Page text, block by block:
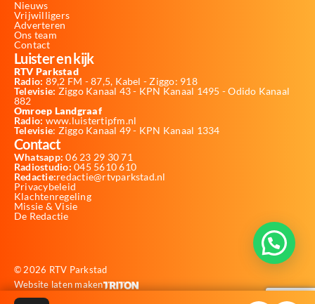
Nieuws
Vrijwilligers
Adverteren
Ons team
Contact
Luister en kijk
RTV Parkstad
Radio: 89,2 FM - 87,5, Kabel - Ziggo: 918
Televisie: Ziggo Kanaal 43 - KPN Kanaal 1495 - Odido Kanaal
882
Omroep Landgraaf
Radio: www.luistertipfm.nl
Televisie: Ziggo Kanaal 49 - KPN Kanaal 1334
Contact
Whatsapp: 06 23 29 30 71
Radiostudio: 045 5610 610
Redactie:redactie@rtvparkstad.nl
Privacybeleid
Klachtenregeling
Missie & Visie
De Redactie
© 2026 RTV Parkstad
Website laten maken